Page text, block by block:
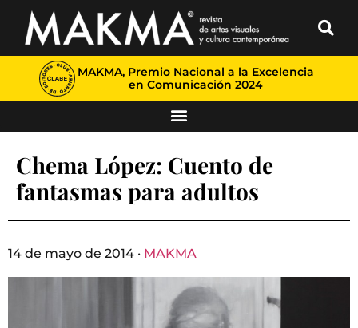
MAKMA, Premio Nacional a la Excelencia
en Comunicación 2024
Chema López: Cuento de
fantasmas para adultos
14 de mayo de 2014 · MAKMA